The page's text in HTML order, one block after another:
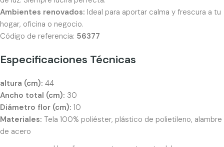
Ambientes renovados: Ideal para aportar calma y frescura a tu
hogar, oficina o negocio.
Código de referencia: 56377
Especificaciones Técnicas
altura (cm): 44
Ancho total (cm): 30
Diámetro flor (cm): 10
Materiales: Tela 100% poliéster, plástico de polietileno, alambre
de acero